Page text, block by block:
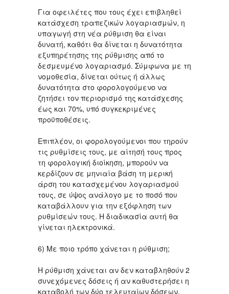
Για οφειλέτες που τους έχει επιβληθεί
κατάσχεση τραπεζικών λογαριασμών, η
υπαγωγή στη νέα ρύθμιση θα είναι
δυνατή, καθότι θα δίνεται η δυνατότητα
εξυπηρέτησης της ρύθμισης από το
δεσμευμένο λογαριασμό. Σύμφωνα με τη
νομοθεσία, δίνεται ούτως ή άλλως
δυνατότητα στο φορολογούμενο να
ζητήσει τον περιορισμό της κατάσχεσης
έως και 70%, υπό συγκεκριμένες
προϋποθέσεις.
Επιπλέον, οι φορολογούμενοι που τηρούν
τις ρυθμίσεις τους, με αίτησή τους προς
τη φορολογική διοίκηση, μπορούν να
κερδίζουν σε μηνιαία βάση τη μερική
άρση του κατασχεμένου λογαριασμού
τους, σε ύψος ανάλογο με το ποσό που
καταβάλλουν για την εξόφληση των
ρυθμίσεών τους. Η διαδικασία αυτή θα
γίνεται ηλεκτρονικά.
6) Με ποιο τρόπο χάνεται η ρύθμιση;
Η ρύθμιση χάνεται αν δεν καταβληθούν 2
συνεχόμενες δόσεις ή αν καθυστερήσει η
καταβολή των δύο τελευταίων δόσεων.